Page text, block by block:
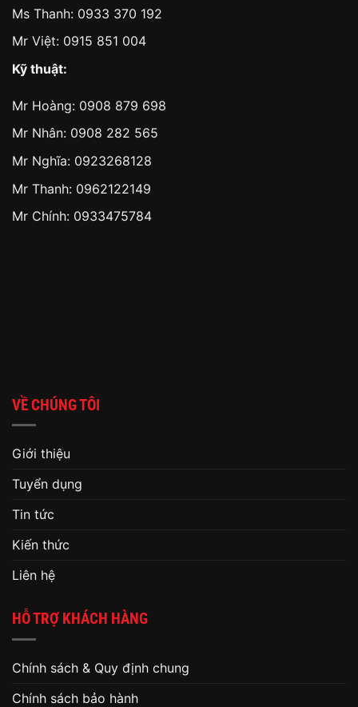
Ms Thanh: 0933 370 192
Mr Việt: 0915 851 004
Kỹ thuật:
Mr Hoàng: 0908 879 698
Mr Nhân: 0908 282 565
Mr Nghĩa: 0923268128
Mr Thanh: 0962122149
Mr Chính: 0933475784
VỀ CHÚNG TÔI
Giới thiệu
Tuyển dụng
Tin tức
Kiến thức
Liên hệ
HỖ TRỢ KHÁCH HÀNG
Chính sách & Quy định chung
Chính sách bảo hành